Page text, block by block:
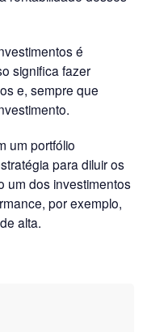
é
significa fazer
e, sempre que
um portfólio
para diluir os
um dos investimentos
por exemplo,
alta.